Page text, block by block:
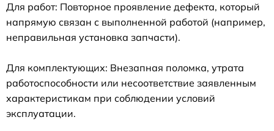
Для работ: Повторное проявление дефекта, который
напрямую связан с выполненной работой (например,
неправильная установка запчасти).
Для комплектующих: Внезапная поломка, утрата
работоспособности или несоответствие заявленным
характеристикам при соблюдении условий
эксплуатации.